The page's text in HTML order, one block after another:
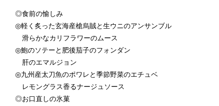
◎食前の愉しみ
◎軽く炙った玄海産槍烏賊と生ウニのアンサンブル
滑らかなカリフラワーのムース
◎鮑のソテーと肥後茄子のフォンダン
肝のエマルジョン
◎九州産太刀魚のポワレと季節野菜のエチュベ
レモングラス香るナージュソース
◎お口直しの氷菓
弁慶
TEL 092-482-1165